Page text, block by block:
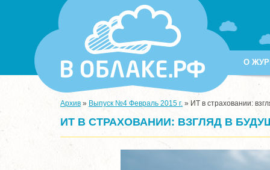
О
Архив » Выпуск №4 Февраль 2015 г. » ИТ в страховании:
ИТ В СТРАХОВАНИИ: ВЗГЛЯД В